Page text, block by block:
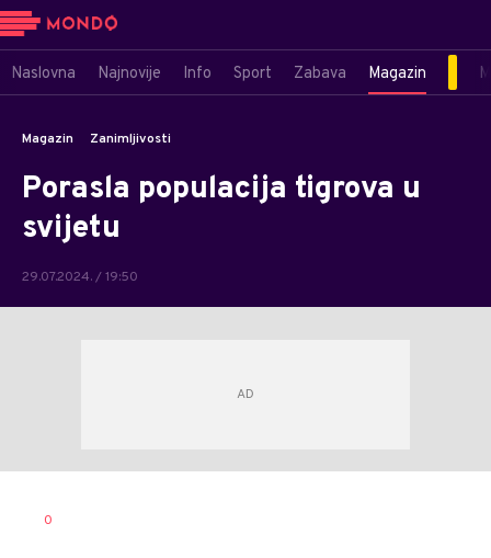
Naslovna Najnovije Info Sport Zabava Magazin
Magazin Zanimljivosti
Porasla populacija tigrova u
svijetu
29.07.2024. / 19:50
AUTOR
0